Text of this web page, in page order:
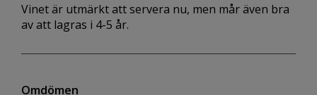
Vinet är utmärkt att servera nu, men mår även bra
av att lagras i 4-5 år.
Omdömen